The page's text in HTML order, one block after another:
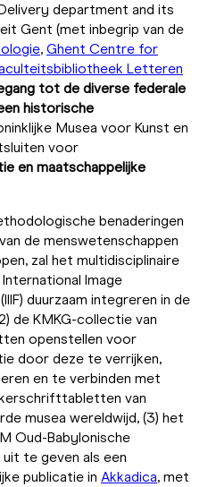
department and its
Gent (met inbegrip van de
, Ghent Centre for
Letteren
tot de diverse federale
en historische
Musea voor Kunst en
voor
en maatschappelijke
benaderingen
de menswetenschappen
zal het multidisciplinaire
International Image
duurzaam integreren in de
de KMKG-collectie van
openstellen voor
door deze te verrijken,
en te verbinden met
van
musea wereldwijd, (3) het
Oud-Babylonische
te geven als een
publicatie in Akkadica, met